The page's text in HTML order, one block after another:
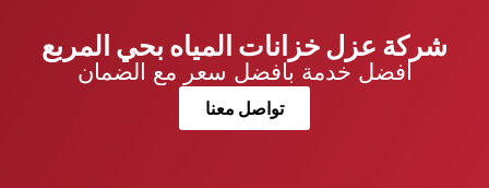
شركة عزل خزانات المياه بحي المربع
افضل خدمة بافضل سعر مع الضمان
تواصل معنا